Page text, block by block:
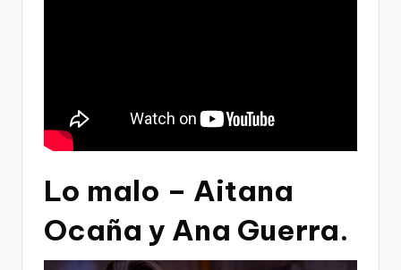
Lo malo – Aitana
Ocaña y Ana Guerra.